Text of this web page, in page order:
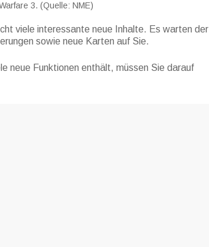
3. (Quelle: NME)
viele interessante neue Inhalte. Es warten der
sowie neue Karten auf Sie.
neue Funktionen enthält, müssen Sie darauf